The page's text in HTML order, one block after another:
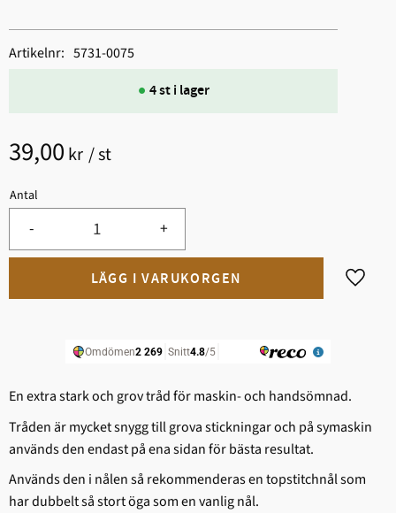
39,00 kr /st
Antal
+
-
Lägg
4 st i lager
Artikelnr 5731-0075
En extra stark och grov tråd för maskin- och handsömnad.
Tråden är mycket snygg till grova stickningar och på symaskin
används den endast på ena sidan för bästa resultat.
Används den i nålen så rekommenderas en topstitchnål som
har dubbelt så stort öga som en vanlig nål.